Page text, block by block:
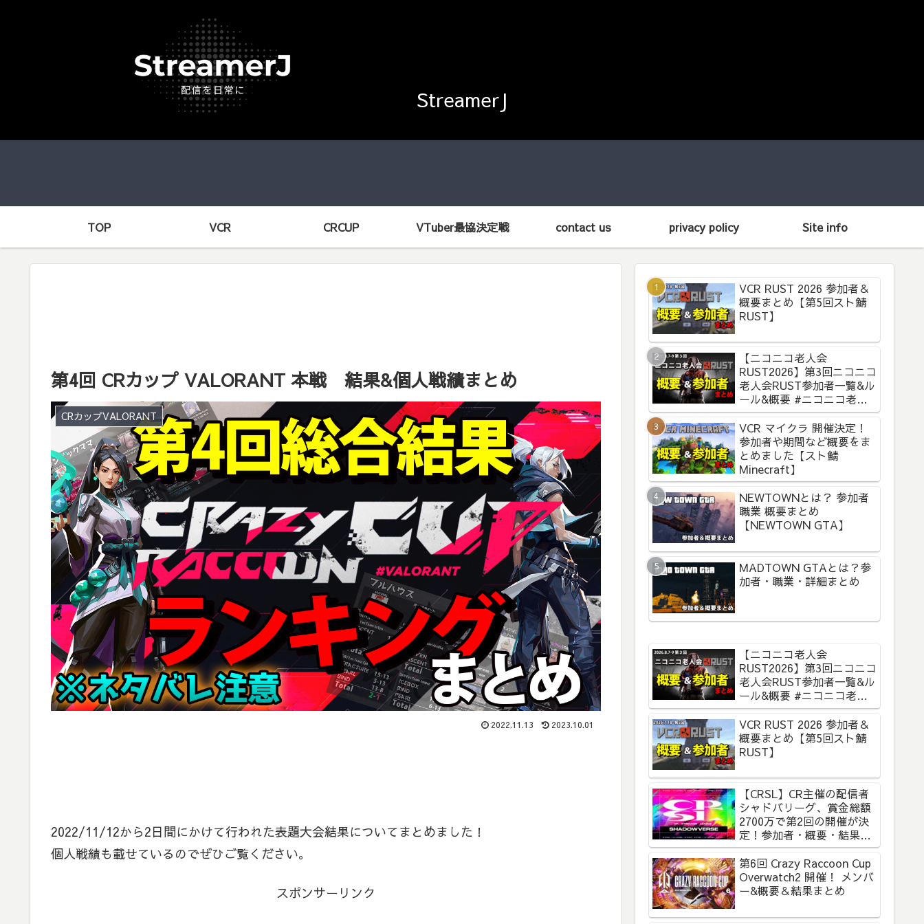
StreamerJ
TOP VCR CRCUP VTuber最協決定戦 contact us privacy policy Site info
第4回 CRカップ VALORANT 本戦 結果&個人戦績まとめ
CRカップVALORANT
2022.11.13 2023.10.01
2022/11/12から2日間にかけて行われた表題大会結果についてまとめました！
個人戦績も載せているのでぜひご覧ください。
スポンサーリンク
VCR RUST 2026 参加者＆
概要まとめ【第5回スト鯖
RUST】
【ニコニコ老人会
RUST2026】第3回ニコニコ
老人会RUST参加者一覧&ル
ール&概要 #ニコニコ老人
会RUST
VCR マイクラ 開催決定！
参加者や期間など概要をま
とめました【スト鯖
Minecraft】
NEWTOWNとは？ 参加者
職業 概要まとめ
【NEWTOWN GTA】
MADTOWN GTAとは？参
加者・職業・詳細まとめ
【ニコニコ老人会
RUST2026】第3回ニコニコ
老人会RUST参加者一覧&ル
ール&概要 #ニコニコ老人
会RUST
VCR RUST 2026 参加者＆
概要まとめ【第5回スト鯖
RUST】
【CRSL】CR主催の配信者
シャドバリーグ、賞金総額
2700万で第2回の開催が決
定！参加者・概要・結果ま
とめ【CR Streamer
League Shadowverse】
第6回 Crazy Raccoon Cup
Overwatch2 開催！ メンバ
ー&概要＆結果まとめ